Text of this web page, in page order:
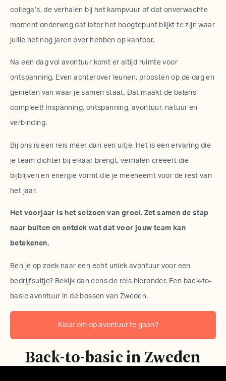
collega’s, de verhalen bij het kampvuur of dat onverwachte
moment onderweg dat later het hoogtepunt blijkt te zijn waar
jullie het nog jaren over hebben op kantoor.
Na een dag vol avontuur komt er altijd ruimte voor
ontspanning. Even achterover leunen, proosten op de dag en
genieten van waar je samen staat. Dat maakt de balans
compleet! Inspanning, ontspanning, avontuur, natuur en
verbinding.
Bij ons is een reis meer dan een uitje. Het is een ervaring die
je team dichter bij elkaar brengt, verhalen creëert die
bijblijven en energie vormt die je meeneemt voor de rest van
het jaar.
Het voorjaar is het seizoen van groei. Zet samen de stap
naar buiten en ontdek wat dat voor jouw team kan
betekenen.
Ben je op zoek naar een echt uniek avontuur voor een
bedrijfsuitje? Bekijk dan eens de reis hieronder. Een back-to-
basic avontuur in de bossen van Zweden.
Klaar om op avontuur te gaan?
Back-to-basic in Zweden